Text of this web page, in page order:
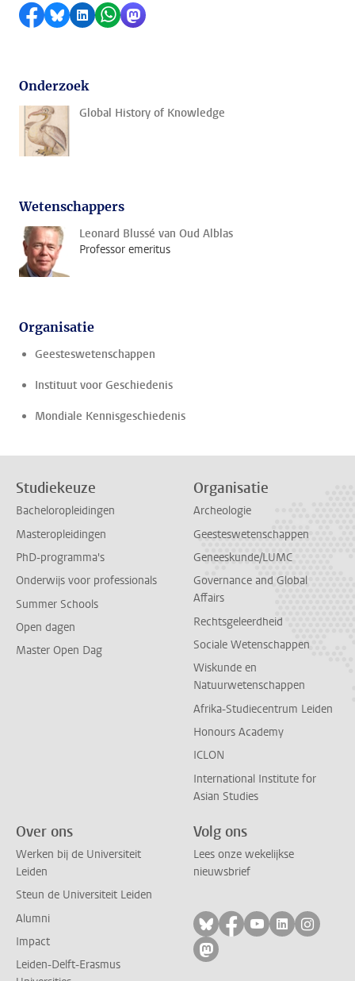
Delen op Facebook
Delen via Bluesky
Delen op LinkedIn
Delen via WhatsApp
Delen via Mastodon
Onderzoek
Global History of Knowledge
Wetenschappers
Leonard Blussé van Oud Alblas
Professor emeritus
Organisatie
Geesteswetenschappen
Instituut voor Geschiedenis
Mondiale Kennisgeschiedenis
Studiekeuze
Bacheloropleidingen
Masteropleidingen
PhD-programma's
Onderwijs voor professionals
Summer Schools
Open dagen
Master Open Dag
Organisatie
Archeologie
Geesteswetenschappen
Geneeskunde/LUMC
Governance and Global
Affairs
Rechtsgeleerdheid
Sociale Wetenschappen
Wiskunde en
Natuurwetenschappen
Afrika-Studiecentrum Leiden
Honours Academy
ICLON
International Institute for
Asian Studies
Over ons
Werken bij de Universiteit
Leiden
Steun de Universiteit Leiden
Alumni
Impact
Leiden-Delft-Erasmus
Volg ons
Lees onze wekelijkse
nieuwsbrief
Volg ons op bluesky
Volg ons op
Volg ons op
Volg ons
Volg
Volg ons op mastodon